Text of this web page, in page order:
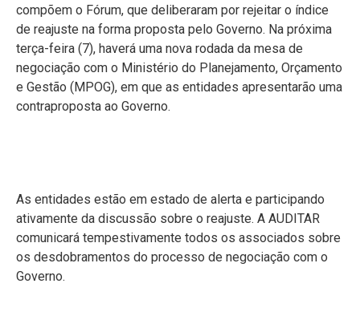
compõem o Fórum, que deliberaram por rejeitar o índice
de reajuste na forma proposta pelo Governo. Na próxima
terça-feira (7), haverá uma nova rodada da mesa de
negociação com o Ministério do Planejamento, Orçamento
e Gestão (MPOG), em que as entidades apresentarão uma
contraproposta ao Governo.
As entidades estão em estado de alerta e participando
ativamente da discussão sobre o reajuste. A AUDITAR
comunicará tempestivamente todos os associados sobre
os desdobramentos do processo de negociação com o
Governo.